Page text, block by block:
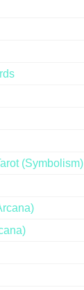
(Symbolism)